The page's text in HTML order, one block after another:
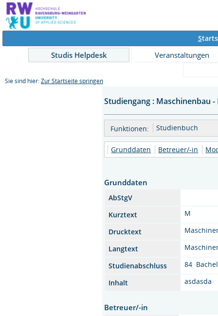
S
Studis Helpdesk
Veranstaltungen
Sie sind hier: Zur Startseite springen
Studiengang : Maschinenbau
Funktionen: Studienbuch
Grunddaten Betreuer/-in
Grunddaten
AbStgV
Kurztext
M
Drucktext
Langtext
Studienabschluss
84
Inhalt
asdasda
Betreuer/-in